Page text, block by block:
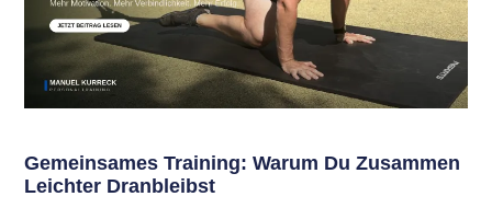
Gemeinsames Training: Warum Du Zusammen
Leichter Dranbleibst